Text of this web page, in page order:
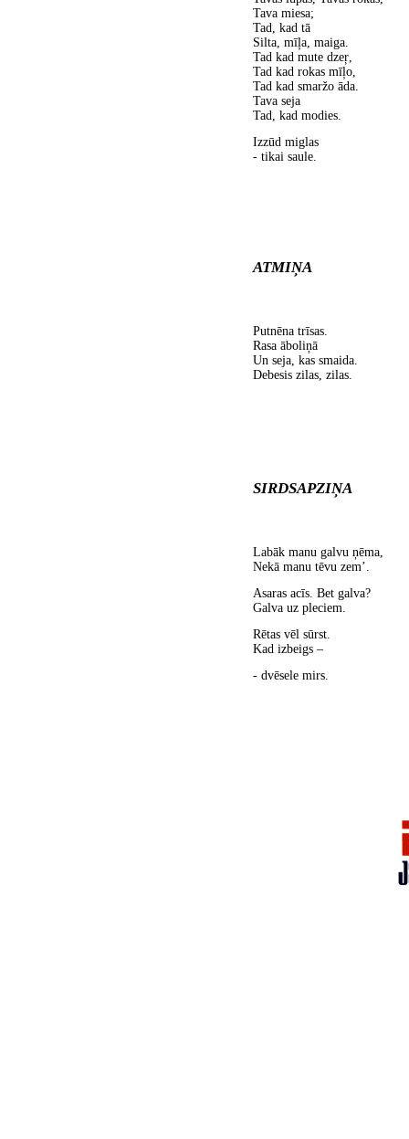
Tava miesa;
Tad, kad tā
Silta, mīļa, maiga.
Tad kad mute dzeŗ,
Tad kad rokas mīļo,
Tad kad smaržo āda.
Tava seja
Tad, kad modies.
Izzūd miglas
- tikai saule.
ATMIŅA
Putnēna trīsas.
Rasa āboliņā
Un seja, kas smaida.
Debesis zilas, zilas.
SIRDSAPZIŅA
Labāk manu galvu ņēma,
Nekā manu tēvu zem’.
Asaras acīs. Bet galva?
Galva uz pleciem.
Rētas vēl sūrst.
Kad izbeigs –
- dvēsele mirs.